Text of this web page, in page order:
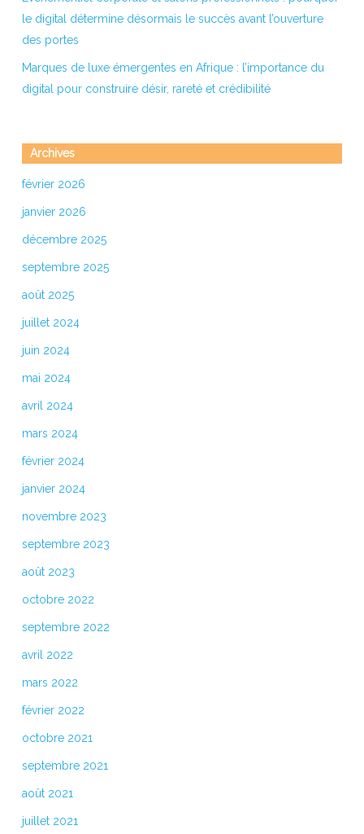
le digital détermine désormais le succès avant l’ouverture
des portes
Marques de luxe émergentes en Afrique : l’importance du
digital pour construire désir, rareté et crédibilité
Archives
février 2026
janvier 2026
décembre 2025
septembre 2025
août 2025
juillet 2024
juin 2024
mai 2024
avril 2024
mars 2024
février 2024
janvier 2024
novembre 2023
septembre 2023
août 2023
octobre 2022
septembre 2022
avril 2022
mars 2022
février 2022
octobre 2021
septembre 2021
août 2021
juillet 2021